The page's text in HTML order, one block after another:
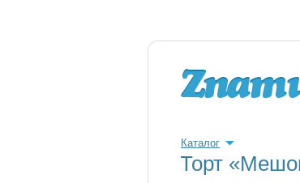
Каталог
Торт